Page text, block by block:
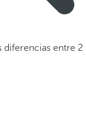
diferencias entre 2